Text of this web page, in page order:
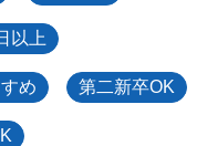
以上
め 第二新卒OK